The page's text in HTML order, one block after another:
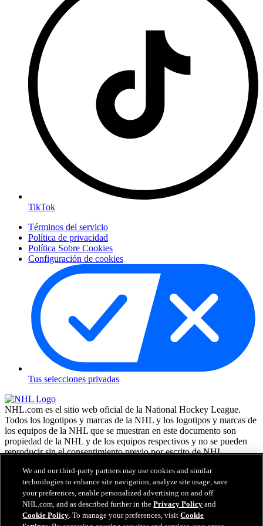
TikTok
Términos del servicio
Política de privacidad
Política Sobre Cookies
Configuración de cookies
Tus selecciones privadas
NHL.com es el sitio web oficial de la National Hockey League.
Todos los logotipos y marcas de la NHL y los logotipos y marcas de
los equipos de la NHL que se muestran en este documento son
propiedad de la NHL y de los equipos respectivos y no se pueden
reproducir sin el consentimiento previo por escrito de NHL
las camisetas de los equipos de la NHL, personalizadas con los
nombres y números de los jugadores, tienen licencia oficial de la
NHL y la NHLPA. La marca denominativa Zamboni y la
configuración de la máquina reparadora de hielo Zamboni son
marcas comerciales registradas de Frank J. Zamboni & Co., Inc. (c)
We and our third-party partners may use cookies and similar
technologies to enhance site navigation, analyze site usage, save
your preferences, enable personalized advertising on and off
NHL.com, and as described further in thePrivacy Policy and
Cookie Policy. To manage your preferences, visitCookie